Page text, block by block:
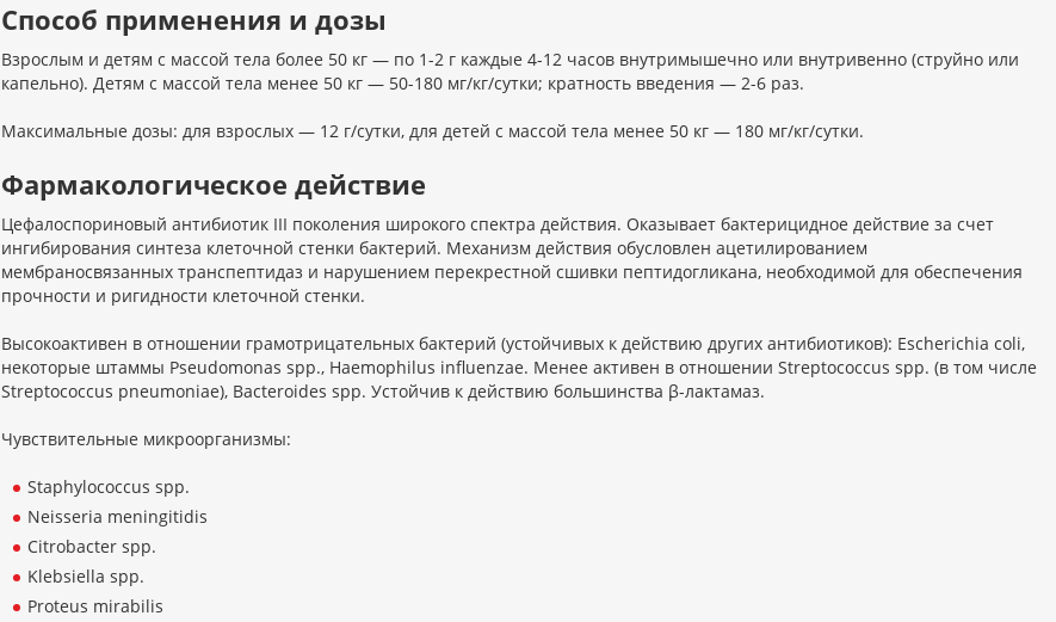
Способ применения и дозы
Взрослым и детям с массой тела более 50 кг — по 1-2 г каждые 4-12 часов внутримышечно или внутривенно (струйно или
капельно). Детям с массой тела менее 50 кг — 50-180 мг/кг/сутки; кратность введения — 2-6 раз.
Максимальные дозы: для взрослых — 12 г/сутки, для детей с массой тела менее 50 кг — 180 мг/кг/сутки.
Фармакологическое действие
Цефалоспориновый антибиотик III поколения широкого спектра действия. Оказывает бактерицидное действие за счет
ингибирования синтеза клеточной стенки бактерий. Механизм действия обусловлен ацетилированием
мембраносвязанных транспептидаз и нарушением перекрестной сшивки пептидогликана, необходимой для обеспечения
прочности и ригидности клеточной стенки.
Высокоактивен в отношении грамотрицательных бактерий (устойчивых к действию других антибиотиков): Escherichia coli,
некоторые штаммы Pseudomonas spp., Haemophilus influenzae. Менее активен в отношении Streptococcus spp. (в том числе
Streptococcus pneumoniae), Bacteroides spp. Устойчив к действию большинства β-лактамаз.
Чувствительные микроорганизмы:
Staphylococcus spp.
Neisseria meningitidis
Citrobacter spp.
Klebsiella spp.
Proteus mirabilis